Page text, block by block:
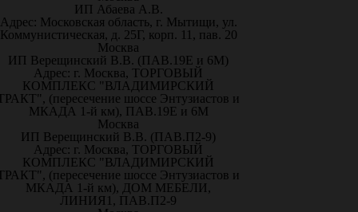
ИП Абаева А.В.
Адрес: Московская область, г. Мытищи, ул.
Коммунистическая, д. 25Г, корп. 11, пав. 20
Москва
ИП Верещинский В.В. (ПАВ.19Е и 6М)
Адрес: г. Москва, ТОРГОВЫЙ
КОМПЛЕКС "ВЛАДИМИРСКИЙ
(пересечение шоссе Энтузиастов и
МКАДА 1-й км), ПАВ.19Е и 6М
Москва
ИП Верещинский В.В. (ПАВ.П2-9)
Адрес: г. Москва, ТОРГОВЫЙ
КОМПЛЕКС "ВЛАДИМИРСКИЙ
(пересечение шоссе Энтузиастов и
МКАДА 1-й км), ДОМ МЕБЕЛИ,
ЛИНИЯ1, ПАВ.П2-9